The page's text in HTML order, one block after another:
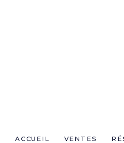
ACCUEIL VENTES